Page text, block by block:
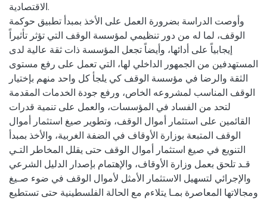
الاقتصادية.
وأوصت الدراسة بضرورة العمل على الأخذ بمبدأ تطبيق حوكمة
الوقف، لما له من دور تنظيمي لمؤسسة الوقف التي تؤثر تأثيراً
إيجابياً على أدائها، وأيضاً تجعل المؤسسة ذات ثقة عالية لدى
المستهدفين من الجمهور الداخلي لها، التي تعمل على رفع مستوى
الثقة والرضا في مؤسسة الوقف كي يلجأ كل واحد منهم بإختيار
الوقف المناسب لمشروعه الخاص، ورفع جودة الخدمات المقدمة
لتحد من الفساد في المؤسسات، والعمل على تنمية قدرات
القائمين على استثمار أموال الوقف، وتطوير صيغ استثمار أموال
الوقف المتبعة بوزارة الأوقاف في الضفة الغربية، والأخذ بمبدأ
التنويع في صيغ استثمار أموال الوقف حتى يقلل المخاطر التـي
قـد تلحق بعمل وزارة الأوقاف، والإهتمام بإصدار الدليل الشرعي
والإجرائي لتسهيل الاستثمار الأمثل لأموال الوقف في ضوء صـيغ
ومجالاتها المعاصرة بمـا يتلاءم مع الحالة الفلسطينية حتى تستطيع